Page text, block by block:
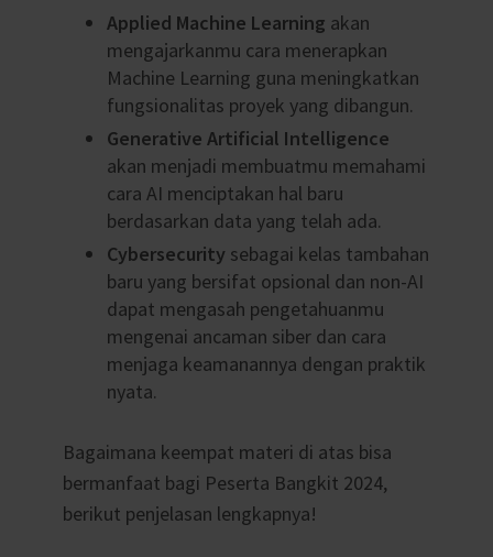
Applied Machine Learning akan
mengajarkanmu cara menerapkan
Machine Learning guna meningkatkan
fungsionalitas proyek yang dibangun.
Generative Artificial Intelligence
akan menjadi membuatmu memahami
cara AI menciptakan hal baru
berdasarkan data yang telah ada.
Cybersecurity sebagai kelas tambahan
baru yang bersifat opsional dan non-AI
dapat mengasah pengetahuanmu
mengenai ancaman siber dan cara
menjaga keamanannya dengan praktik
nyata.
Bagaimana keempat materi di atas bisa
bermanfaat bagi Peserta Bangkit 2024,
berikut penjelasan lengkapnya!